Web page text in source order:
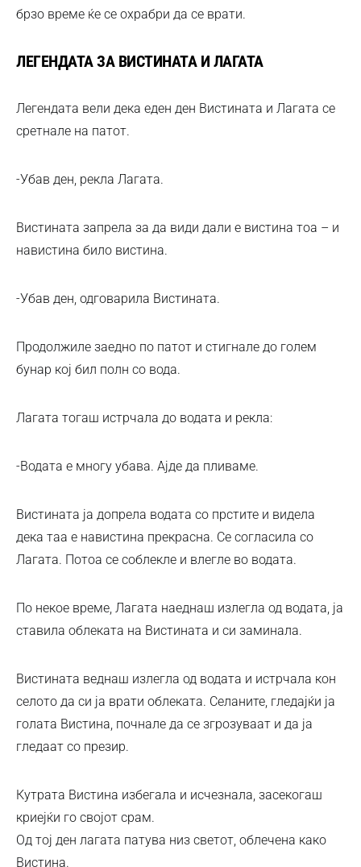
брзо време ќе се охрабри да се врати.
ЛЕГЕНДАТА ЗА ВИСТИНАТА И ЛАГАТА
Легендата вели дека еден ден Вистината и Лагата се
сретнале на патот.
-Убав ден, рекла Лагата.
Вистината запрела за да види дали е вистина тоа – и
навистина било вистина.
-Убав ден, одговарила Вистината.
Продолжиле заедно по патот и стигнале до голем
бунар кој бил полн со вода.
Лагата тогаш истрчала до водата и рекла:
-Водата е многу убава. Ајде да пливаме.
Вистината ја допрела водата со прстите и видела
дека таа е навистина прекрасна. Се согласила со
Лагата. Потоа се соблекле и влегле во водата.
По некое време, Лагата наеднаш излегла од водата, ја
ставила облеката на Вистината и си заминала.
Вистината веднаш излегла од водата и истрчала кон
селото да си ја врати облеката. Селаните, гледајќи ја
голата Вистина, почнале да се згрозуваат и да ја
гледаат со презир.
Кутрата Вистина избегала и исчезнала, засекогаш
криејќи го својот срам.
Од тој ден лагата патува низ светот, облечена како
Вистина.